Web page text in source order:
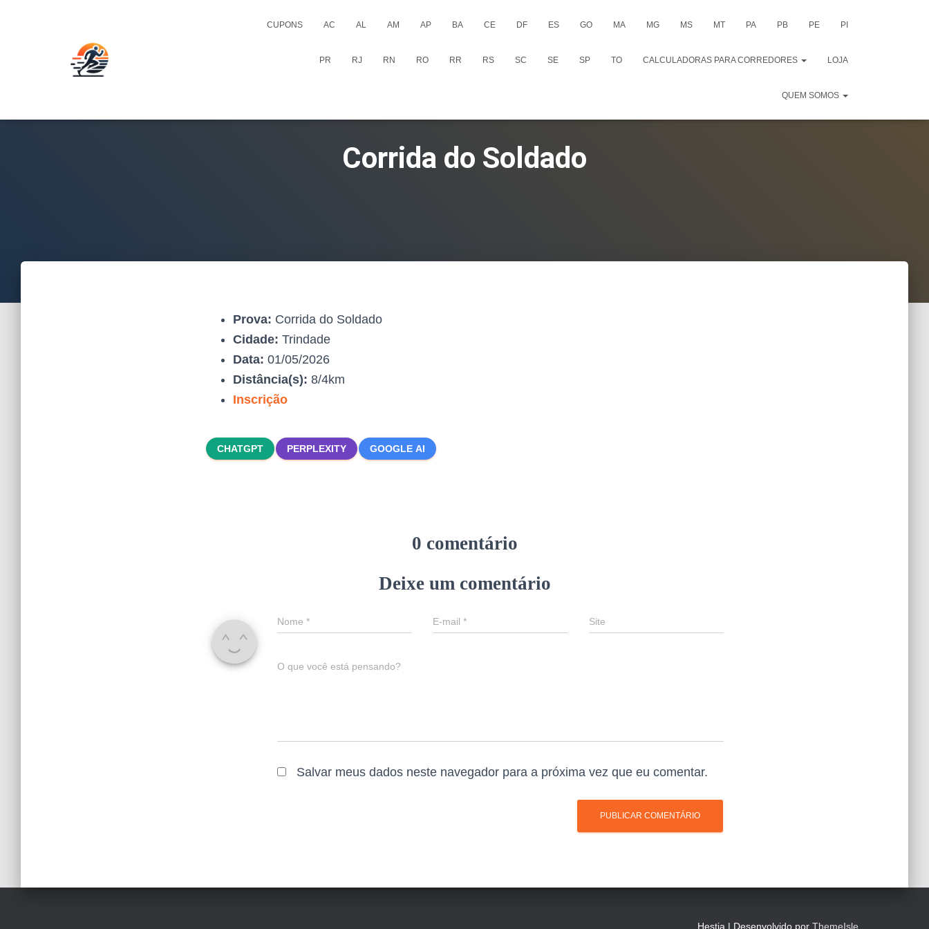
CUPONS AC AL AM AP BA CE DF ES GO MA MG MS MT PA PB PE PI
PR RJ RN RO RR RS SC SE SP TO CALCULADORAS PARA CORREDORES LOJA
QUEM SOMOS
Corrida do Soldado
Prova: Corrida do Soldado
Cidade: Trindade
Data: 01/05/2026
Distância(s): 8/4km
Inscrição
CHATGPT PERPLEXITY GOOGLE AI
0 comentário
Deixe um comentário
Nome * E-mail* Site
O que você está pensando?
Salvar meus dados neste navegador para a próxima vez que eu comentar.
Hestia | Desenvolvido por ThemeIsle